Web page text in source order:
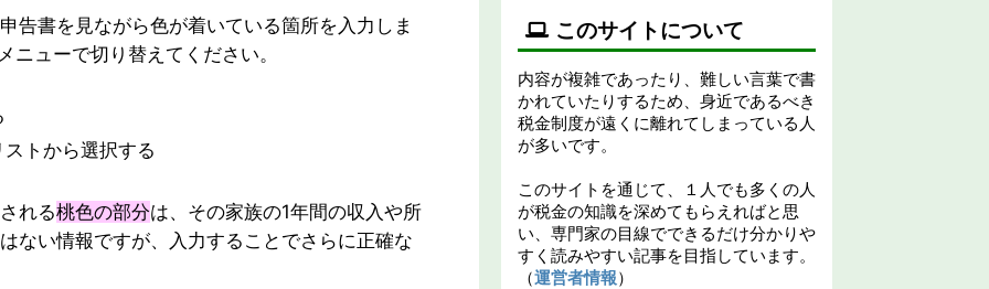
告書を見ながら色が着いている箇所を入力しま
ニューで切り替えてください。
トから選択する
れる桃色の部分は、その家族の1年間の収入や所
ない情報ですが、入力することでさらに正確な
このサイトについて
内容が複雑であったり、難しい言葉で書
かれていたりするため、身近であるべき
税金制度が遠くに離れてしまっている人
が多いです。
このサイトを通じて、１人でも多くの人
が税金の知識を深めてもらえればと思
い、専門家の目線でできるだけ分かりや
すく読みやすい記事を目指しています。
（運営者情報）